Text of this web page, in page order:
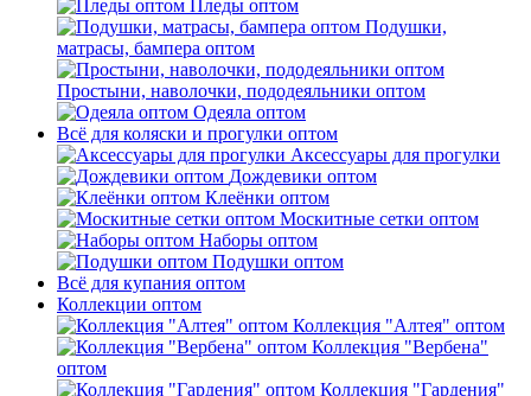
Пледы оптом
Подушки,
матрасы, бампера оптом
Простыни, наволочки, пододеяльники оптом
Одеяла оптом
Всё для коляски и прогулки оптом
Аксессуары для прогулки
Дождевики оптом
Клеёнки оптом
Москитные сетки оптом
Наборы оптом
Подушки оптом
Всё для купания оптом
Коллекции оптом
Коллекция "Алтея" оптом
Коллекция "Вербена"
оптом
Коллекция "Гардения"